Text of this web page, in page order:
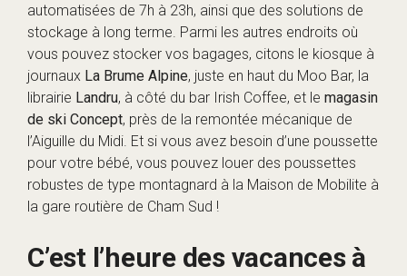
automatisées de 7h à 23h, ainsi que des solutions de
stockage à long terme. Parmi les autres endroits où
vous pouvez stocker vos bagages, citons le kiosque à
journaux La Brume Alpine, juste en haut du Moo Bar, la
librairie Landru, à côté du bar Irish Coffee, et le magasin
de ski Concept, près de la remontée mécanique de
l’Aiguille du Midi. Et si vous avez besoin d’une poussette
pour votre bébé, vous pouvez louer des poussettes
robustes de type montagnard à la Maison de Mobilite à
la gare routière de Cham Sud !
C’est l’heure des vacances à